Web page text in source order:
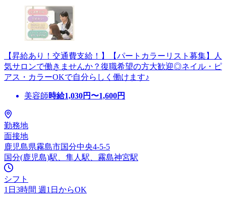
【昇給あり！交通費支給！】【パートカラーリスト募集】人
気サロンで働きませんか？復職希望の方大歓迎◎ネイル・ピ
アス・カラーOKで自分らしく働けます♪
美容師時給1,030円〜1,600円
勤務地
面接地
鹿児島県霧島市国分中央4-5-5
国分(鹿児島)駅、隼人駅、霧島神宮駅
シフト
1日3時間 週1日からOK